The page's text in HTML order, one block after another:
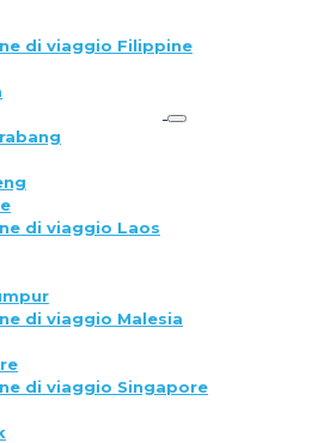
di viaggio Filippine
di viaggio Laos
di viaggio Malesia
di viaggio Singapore